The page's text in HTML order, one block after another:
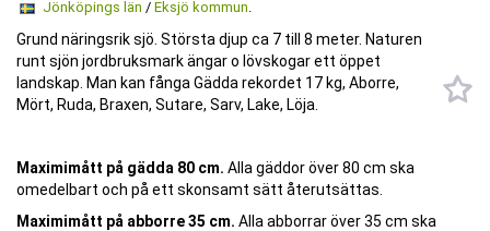
Jönköpings län / Eksjö kommun.
Grund näringsrik sjö. Största djup ca 7 till 8 meter. Naturen
runt sjön jordbruksmark ängar o lövskogar ett öppet
landskap. Man kan fånga Gädda rekordet 17 kg, Aborre,
Mört, Ruda, Braxen, Sutare, Sarv, Lake, Löja.
Maximimått på gädda 80 cm. Alla gäddor över 80 cm ska
omedelbart och på ett skonsamt sätt återutsättas.
Maximimått på abborre 35 cm. Alla abborrar över 35 cm ska